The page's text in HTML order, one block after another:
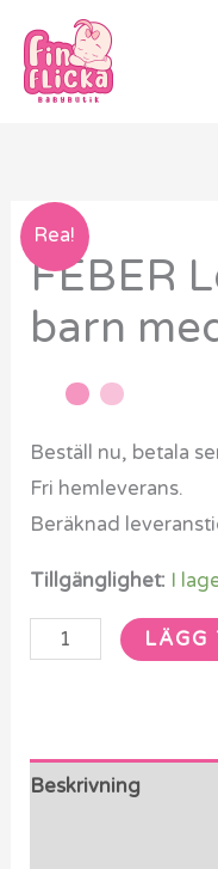
innehåll
Rea!
FEBER
barn
Beställ nu, betala
Fri hemleverans.
Beräknad
Tillgänglighet: I
FEBER
Lekstuga
barn
brevlåda
mängd
LÄGG
Beskrivning